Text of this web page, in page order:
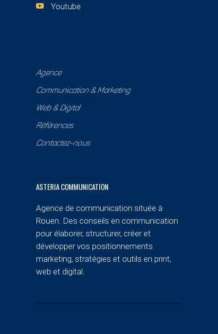
Youtube
Agence
Communication & Marketing
Web & Digital
Références
Contactez-nous
ASTERIA COMMUNICATION
Agence de communication située à
Rouen. Des conseils en communication
pour élaborer, structurer, créer et
développer vos positionnements
marketing, stratégies et outils en print,
web et digital.